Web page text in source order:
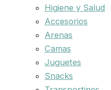
Higiene y Salud
Accesorios
Arenas
Camas
Juguetes
Snacks